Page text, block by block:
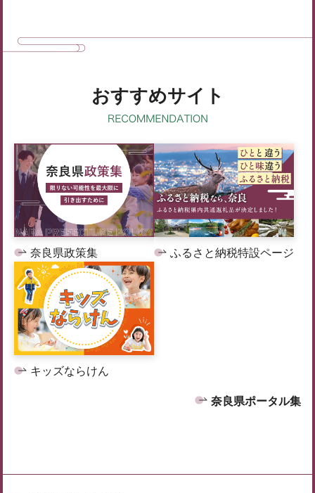
おすすめサイト
奈良県政策集 ふるさと納税特設ページ
キッズならけん
奈良県ポータル集